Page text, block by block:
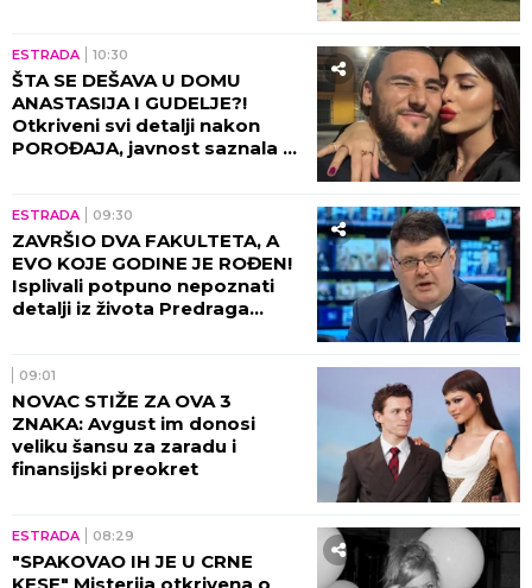
ESTRADA 10:30
ŠTA SE DEŠAVA U DOMU
ANASTASIJA I GUDELJE?!
Otkriveni svi detalji nakon
POROĐAJA, javnost saznala u
ESTRADA 09:30
ZAVRŠIO DVA FAKULTETA, A
EVO KOJE GODINE JE ROĐEN!
Isplivali potpuno nepoznati
detalji iz života Predraga
09:01
NOVAC STIŽE ZA OVA 3
ZNAKA: Avgust im donosi
veliku šansu za zaradu i
finansijski preokret
ESTRADA 08:29
"SPAKOVAO IH JE U CRNE